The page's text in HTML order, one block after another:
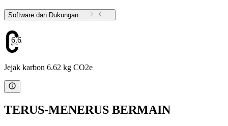
Software dan Dukungan
6.62
Jejak karbon 6.62 kg CO2e
TERUS-MENERUS BERMAIN